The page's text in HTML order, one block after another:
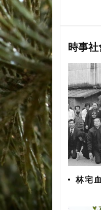
每週日
你的每
#開啟直
時事社
林宅